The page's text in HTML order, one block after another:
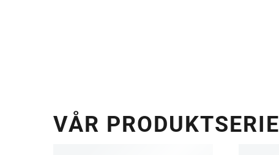
VÅR PRODUKTSERIE